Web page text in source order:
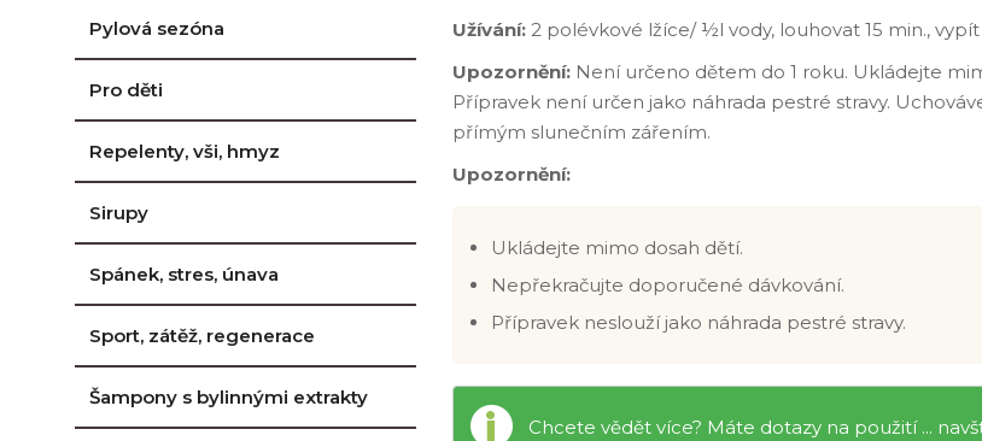
Pylová sezóna
Pro děti
Repelenty, vši, hmyz
Sirupy
Spánek, stres, únava
Sport, zátěž, regenerace
Šampony s bylinnými extrakty
Užívání: 2 polévkové lžíce/ ½l vody, louhovat 15 min.,
Upozornění: Není určeno dětem do 1 roku. Ukládejte
Přípravek není určen jako náhrada pestré stravy.
přímým slunečním zářením.
Upozornění:
Ukládejte mimo dosah dětí.
Nepřekračujte doporučené dávkování.
Přípravek neslouží jako náhrada pestré stravy.
Chcete vědět více? Máte dotazy na použití ...